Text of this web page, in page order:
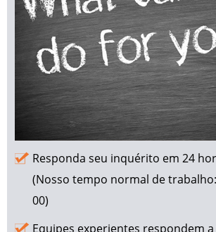
Responda seu inquérito em 24
(Nosso tempo normal de trabalho:
00)
Equipes experientes respondem